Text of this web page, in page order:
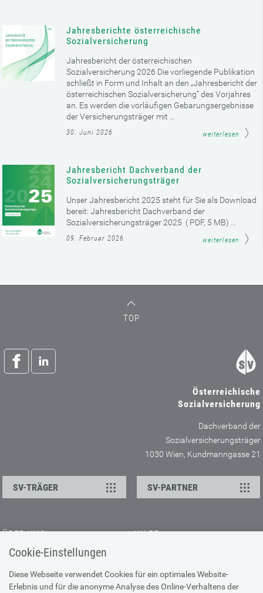
Cookie-Einstellungen
Diese Webseite verwendet Cookies für ein optimales Website-
Erlebnis und für die anonyme Analyse des Online-Verhaltens der
Jahresberichte österreichische
Sozialversicherung
Jahresbericht der österreichischen
Sozialversicherung 2026 Die vorliegende Publikation
schließt in Form und Inhalt an den „Jahresbericht der
österreichischen Sozialversicherung“ des Vorjahres
an. Es werden die vorläufigen Gebarungsergebnisse
der Versicherungsträger mit ...
30. Juni 2026 weiterlesen
Jahresbericht Dachverband der
Sozialversicherungsträger
Unser Jahresbericht 2025 steht für Sie als Download
bereit: Jahresbericht Dachverband der
Sozialversicherungsträger 2025 ( PDF, 5 MB) ...
09. Februar 2026 weiterlesen
TOP
Österreichische
Sozialversicherung
Dachverband der
Sozialversicherungsträger
1030 Wien, Kundmanngasse 21
SV-TRÄGER SV-PARTNER
ÜBER UNS
Kontakt
Offene Stellen
Presse
HILFE
Browser-Info & Sicherheit
Hilfe zur Suche